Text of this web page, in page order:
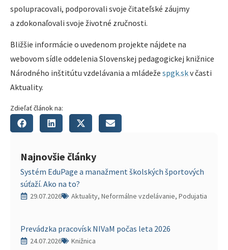
spolupracovali, podporovali svoje čitateľské záujmy
a zdokonaľovali svoje životné zručnosti.
Bližšie informácie o uvedenom projekte nájdete na
webovom sídle oddelenia Slovenskej pedagogickej knižnice
Národného inštitútu vzdelávania a mládeže spgk.skv časti
Aktuality.
Zdieľať článok na:
Najnovšie články
Systém EduPage a manažment školských športových
súťaží. Ako na to?
29.07.2026 Aktuality, Neformálne vzdelávanie, Podujatia
Prevádzka pracovísk NIVaM počas leta 2026
24.07.2026 Knižnica